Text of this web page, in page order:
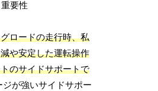
ロードの走行時、私
や安定した運転操作
のサイドサポートで
が強いサイドサポー